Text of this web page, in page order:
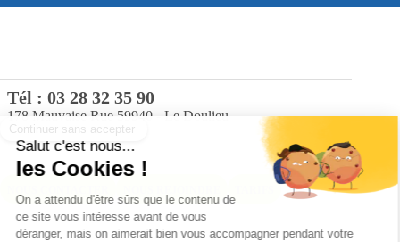
Tél : 03 28 32 35 90
178 Mauvaise Rue 59940 - Le Doulieu